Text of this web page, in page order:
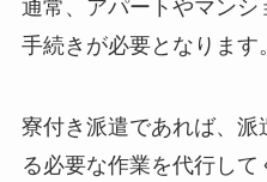
通常、アパートやマン
手続きが必要となります。
寮付き派遣であれば、
る必要な作業を代行して